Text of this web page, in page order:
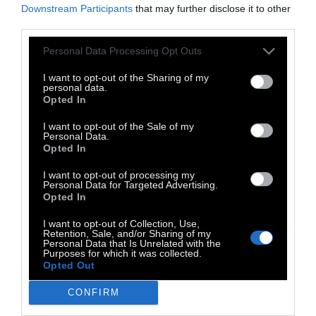
Downstream Participants that may further disclose it to other
Personal Data Processing Opt Outs
I want to opt-out of the Sharing of my
personal data.
Opted In
I want to opt-out of the Sale of my
Personal Data.
Opted In
I want to opt-out of processing my
Personal Data for Targeted Advertising.
Opted In
I want to opt-out of Collection, Use,
Retention, Sale, and/or Sharing of my
Personal Data that Is Unrelated with the
Purposes for which it was collected.
Opted Out
CONFIRM
TAGS: